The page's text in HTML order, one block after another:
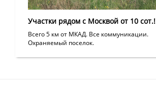
Участки рядом с Москвой от 10 сот.!
Всего 5 км от МКАД. Все коммуникации.
Охраняемый поселок.